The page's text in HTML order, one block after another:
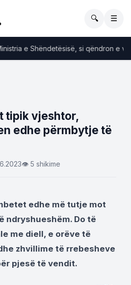
🔍 ☰
e Shëndetësisë, si qëndron e
tipik vjeshtor,
edhe përmbytje të
👁 5 shikime
edhe më tutje mot
ndryshueshëm. Do të
me diell, e orëve të
zhvillime të rrebesheve
pjesë të vendit.